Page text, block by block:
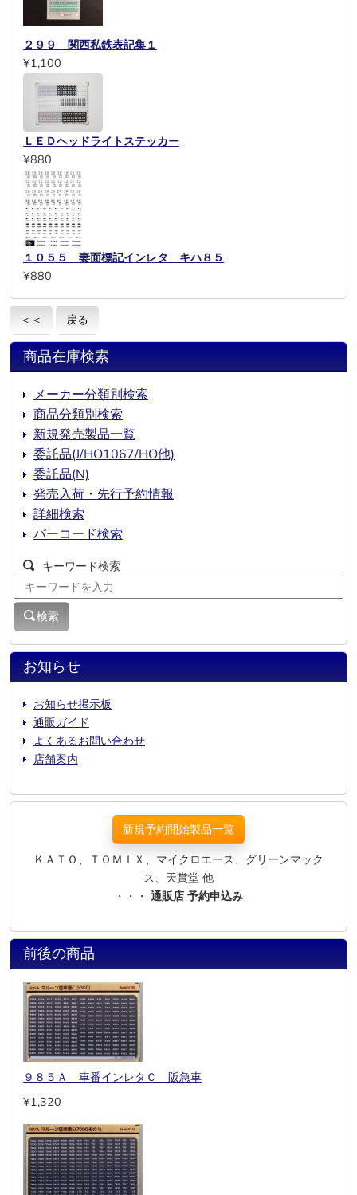
２９９ 関西私鉄表記集１
¥1,100
ＬＥＤヘッドライトステッカー
¥880
１０５５ 妻面標記インレタ キハ８５
¥880
＜＜ 戻る
お知らせ
お知らせ掲示板
通販ガイド
よくあるお問い合わせ
店舗案内
商品在庫検索
メーカー分類別検索
商品分類別検索
新規発売製品一覧
委託品(J/HO1067/HO他)
委託品(N)
発売入荷・先行予約情報
詳細検索
バーコード検索
キーワード検索
検索
新規予約開始製品一覧
ＫＡＴＯ、ＴＯＭＩＸ、マイクロエース、グリーンマック
ス、天賞堂 他
・・・ 通販店 予約申込み
前後の商品
９８５Ａ 車番インレタＣ 阪急車
¥1,320